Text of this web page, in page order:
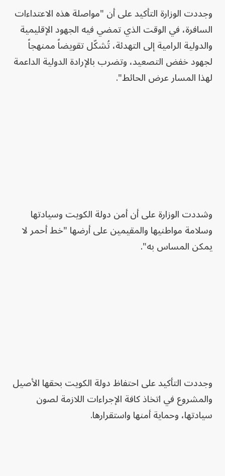
وجددت الوزارة التأكيد على أن "مواصلة هذه الاعتداءات
السافرة، في الوقت الذي تمضي فيه الجهود الإقليمية
والدولية الرامية إلى التهدئة، تُشكّل تقويضاً ممنهجاً
لجهود خفض التصعيد، وتضرب بالإرادة الدولية الداعمة
لهذا المسار عرض الحائط".
وشددت الوزارة على أن أمن دولة الكويت وسيادتها
وسلامة مواطنيها والمقيمين على أرضها "خط أحمر لا
يمكن المساس به".
وجددت التأكيد على احتفاظ دولة الكويت بحقها الأصيل
والمشروع في اتخاذ كافة الإجراءات اللازمة لصون
سيادتها، وحماية أمنها واستقرارها.